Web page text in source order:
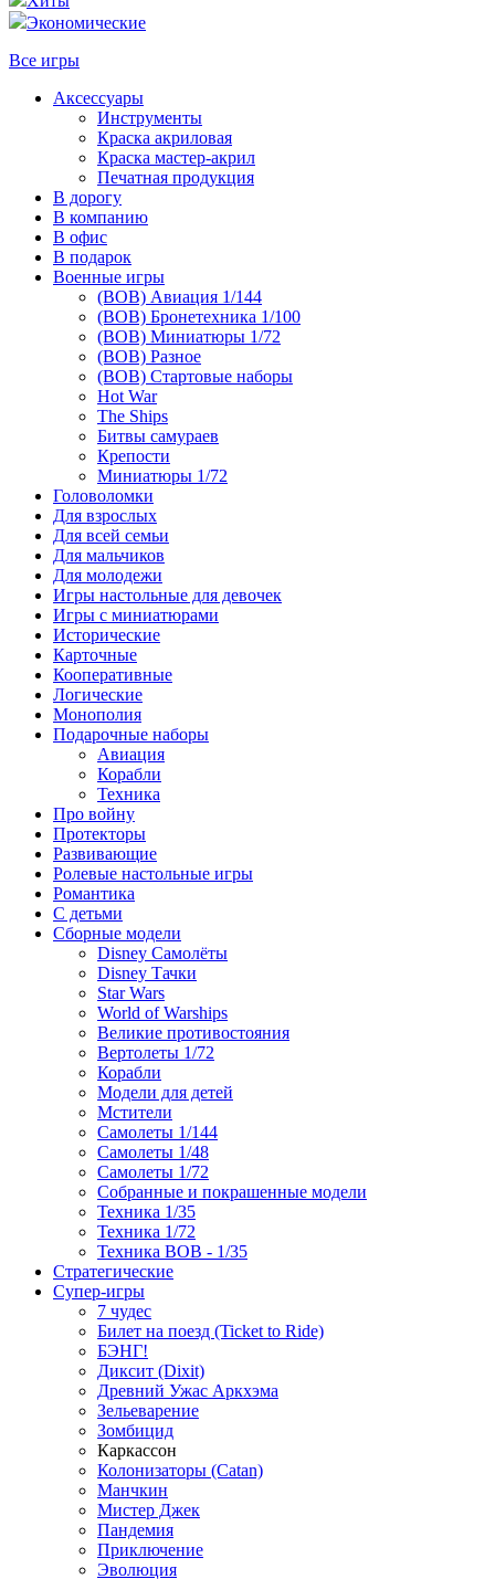
Экономические
Все игры
Аксессуары
Инструменты
Краска акриловая
Краска мастер-акрил
Печатная продукция
В дорогу
В компанию
В офис
В подарок
Военные игры
(ВОВ) Авиация 1/144
(ВОВ) Бронетехника 1/100
(ВОВ) Миниатюры 1/72
(ВОВ) Разное
(ВОВ) Стартовые наборы
Hot War
The Ships
Битвы самураев
Крепости
Миниатюры 1/72
Головоломки
Для взрослых
Для всей семьи
Для мальчиков
Для молодежи
Игры настольные для девочек
Игры с миниатюрами
Исторические
Карточные
Кооперативные
Логические
Монополия
Подарочные наборы
Авиация
Корабли
Техника
Про войну
Протекторы
Развивающие
Ролевые настольные игры
Романтика
С детьми
Сборные модели
Disney Самолёты
Disney Тачки
Star Wars
World of Warships
Великие противостояния
Вертолеты 1/72
Корабли
Модели для детей
Мстители
Самолеты 1/144
Самолеты 1/48
Самолеты 1/72
Собранные и покрашенные модели
Техника 1/35
Техника 1/72
Техника ВОВ - 1/35
Стратегические
Супер-игры
7 чудес
Билет на поезд (Ticket to Ride)
БЭНГ!
Диксит (Dixit)
Древний Ужас Аркхэма
Зельеварение
Зомбицид
Каркассон
Колонизаторы (Catan)
Манчкин
Мистер Джек
Пандемия
Приключение
Эволюция